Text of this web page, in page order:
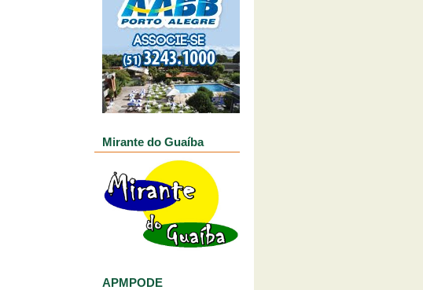
Mirante do Guaíba
APMPODE